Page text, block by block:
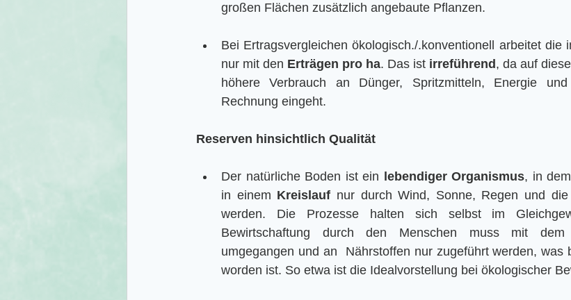
großen Flächen zusätzlich angebaute Pflanzen.
Bei Ertragsvergleichen ökologisch./.konventionell arbeitet die
nur mit den Erträgen pro ha. Das ist irreführend , da auf
höhere Verbrauch an Dünger, Spritzmitteln, Energie
Rechnung eingeht.
Reserven hinsichtlich Qualität
Der natürliche Boden ist ein lebendiger Organismus, in
in einem Kreislauf nur durch Wind, Sonne, Regen und
werden. Die Prozesse halten sich selbst im
Bewirtschaftung durch den Menschen muss mit dem
umgegangen und an  Nährstoffen nur zugeführt werden, was
worden ist. So etwa ist die Idealvorstellung bei ökologischer